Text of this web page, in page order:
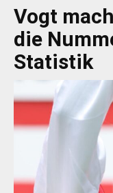
Vogt
die
Statistik